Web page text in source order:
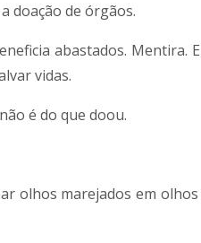
doação de órgãos.
abastados. Mentira.
vidas.
é do que doou.
olhos marejados em